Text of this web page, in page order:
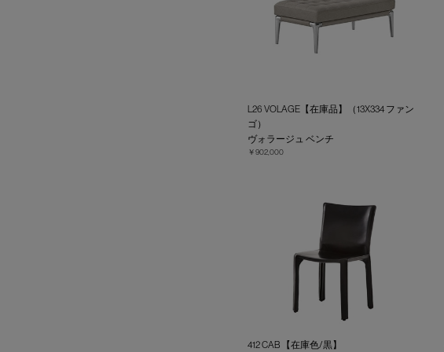
L26 VOLAGE【在庫品】（13X334 ファン
ゴ）
ヴォラージュ ベンチ
￥902,000
412 CAB 【在庫色/黒】